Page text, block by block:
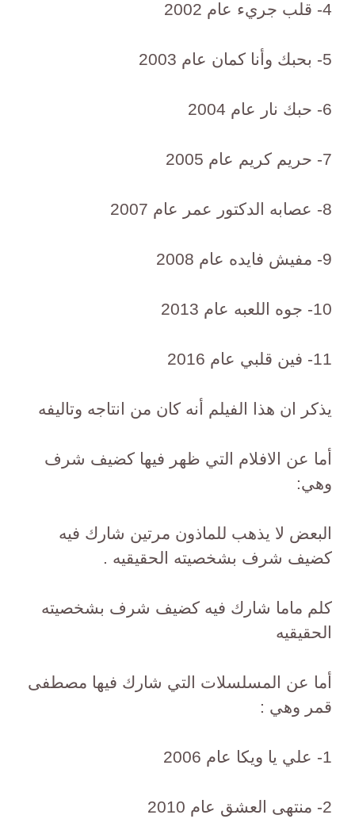
4- قلب جريء عام 2002
5- بحبك وأنا كمان عام 2003
6- حبك نار عام 2004
7- حريم كريم عام 2005
8- عصابه الدكتور عمر عام 2007
9- مفيش فايده عام 2008
10- جوه اللعبه عام 2013
11- فين قلبي عام 2016
يذكر ان هذا الفيلم أنه كان من انتاجه وتاليفه
أما عن الافلام التي ظهر فيها كضيف شرف
وهي:
البعض لا يذهب للماذون مرتين شارك فيه
كضيف شرف بشخصيته الحقيقيه .
كلم ماما شارك فيه كضيف شرف بشخصيته
الحقيقيه
أما عن المسلسلات التي شارك فيها مصطفى
قمر وهي :
1- علي يا ويكا عام 2006
2- منتهى العشق عام 2010